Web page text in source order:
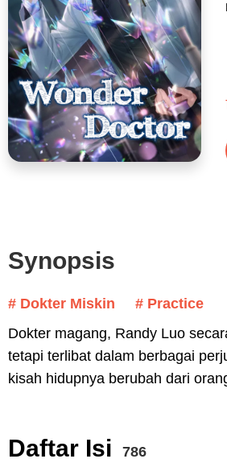
Synopsis
# Dokter Miskin
# Practice
Dokter magang, Randy Luo
tetapi terlibat dalam berbagai
kisah hidupnya berubah dari
Daftar Isi 786